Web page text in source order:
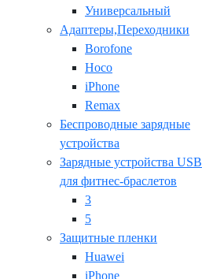
Универсальный
Адаптеры,Переходники
Borofone
Hoco
iPhone
Remax
Беспроводные зарядные
устройства
Зарядные устройства USB
для фитнес-браслетов
3
5
Защитные пленки
Huawei
iPhone